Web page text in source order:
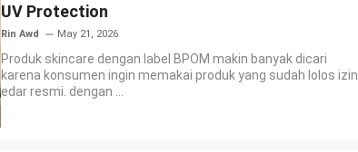
UV Protection
Rin Awd May 21, 2026
Produk skincare dengan label BPOM makin banyak dicari
karena konsumen ingin memakai produk yang sudah lolos izin
edar resmi. dengan ...